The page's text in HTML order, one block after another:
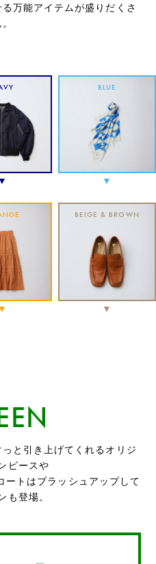
万能アイテムが盛りだくさ
BLUE
BEIGE & BROWN
と引き上げてくれるオリジ
ピースや
トはブラッシュアップして
も登場。